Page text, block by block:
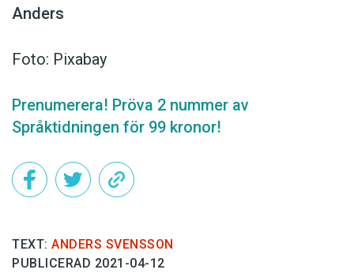
Anders
Foto: Pixabay
Prenumerera! Pröva 2 nummer av
Språktidningen för 99 kronor!
TEXT: ANDERS SVENSSON
PUBLICERAD 2021-04-12